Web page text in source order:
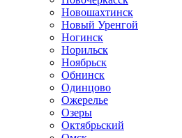
Новошахтинск
Новый Уренгой
Ногинск
Норильск
Ноябрьск
Обнинск
Одинцово
Ожерелье
Озеры
Октябрьский